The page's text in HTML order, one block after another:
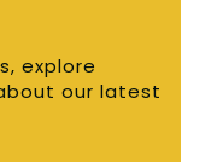
explore
our latest